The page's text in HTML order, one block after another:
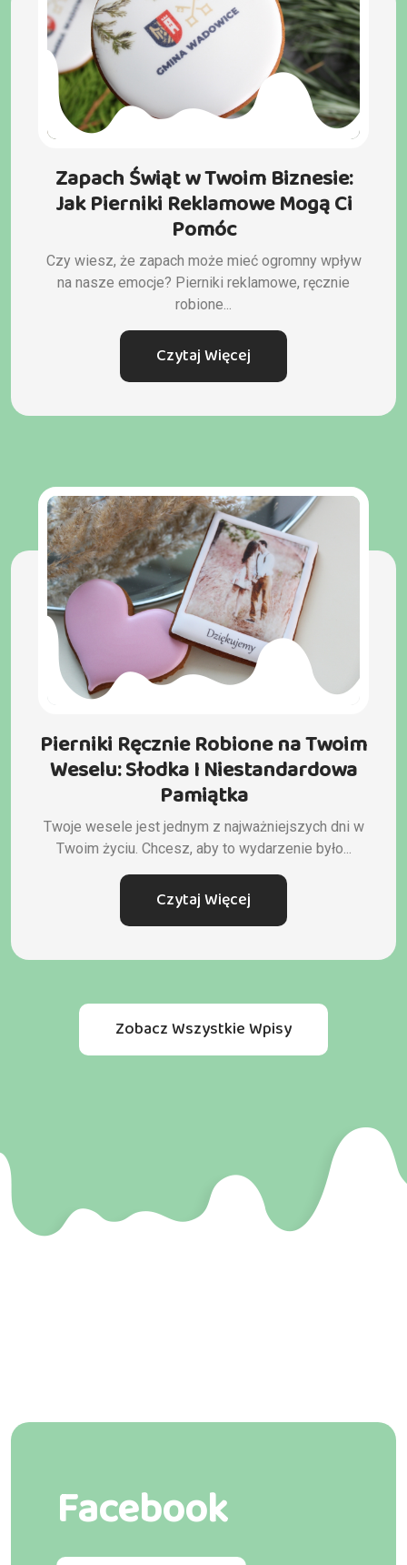
Zapach Świąt w Twoim Biznesie:
Jak Pierniki Reklamowe Mogą Ci
Pomóc
Czy wiesz, że zapach może mieć ogromny wpływ
na nasze emocje? Pierniki reklamowe, ręcznie
robione...
Czytaj Więcej
Pierniki Ręcznie Robione na Twoim
Weselu: Słodka I Niestandardowa
Pamiątka
Twoje wesele jest jednym z najważniejszych dni w
Twoim życiu. Chcesz, aby to wydarzenie było...
Czytaj Więcej
Zobacz Wszystkie Wpisy
Facebook